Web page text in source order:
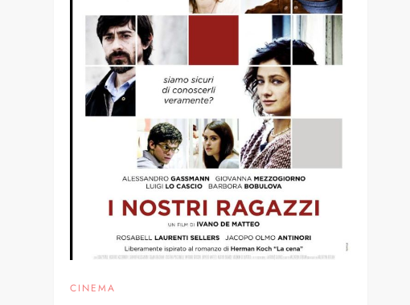
CINEMA